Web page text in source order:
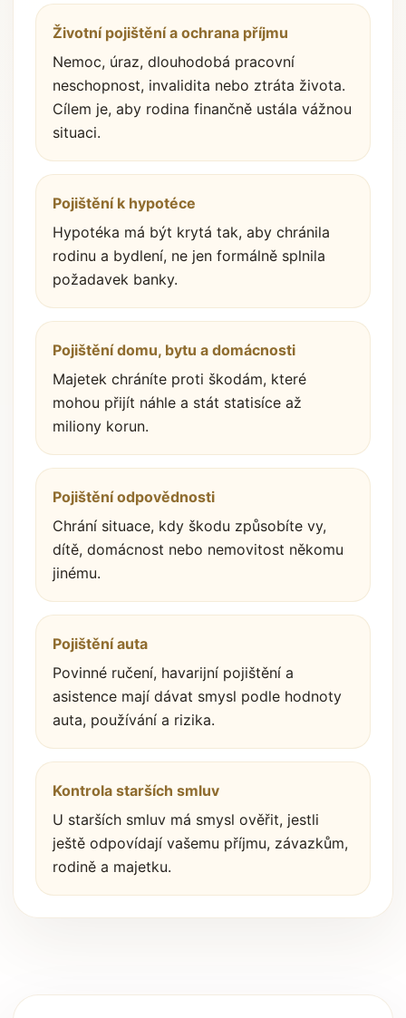
Životní pojištění a ochrana příjmu
Nemoc, úraz, dlouhodobá pracovní
neschopnost, invalidita nebo ztráta života.
Cílem je, aby rodina finančně ustála vážnou
situaci.
Pojištění k hypotéce
Hypotéka má být krytá tak, aby chránila
rodinu a bydlení, ne jen formálně splnila
požadavek banky.
Pojištění domu, bytu a domácnosti
Majetek chráníte proti škodám, které
mohou přijít náhle a stát statisíce až
miliony korun.
Pojištění odpovědnosti
Chrání situace, kdy škodu způsobíte vy,
dítě, domácnost nebo nemovitost někomu
jinému.
Pojištění auta
Povinné ručení, havarijní pojištění a
asistence mají dávat smysl podle hodnoty
auta, používání a rizika.
Kontrola starších smluv
U starších smluv má smysl ověřit, jestli
ještě odpovídají vašemu příjmu, závazkům,
rodině a majetku.